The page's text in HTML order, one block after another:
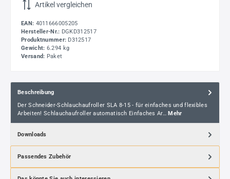
Artikel vergleichen
EAN: 4011666005205
Hersteller-Nr.: DGKD312517
Produktnummer: D312517
Gewicht: 6.294 kg
Versand: Paket
Beschreibung
Der Schneider-Schlauchaufroller SLA 8-15 - für einfaches und flexibles
Arbeiten! Schlauchaufroller automatisch Einfaches Ar… Mehr
Downloads
Passendes Zubehör